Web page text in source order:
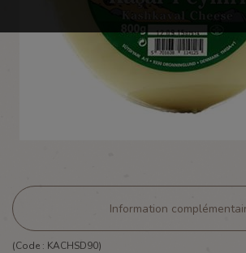
Information
(Code : KACHSD90)